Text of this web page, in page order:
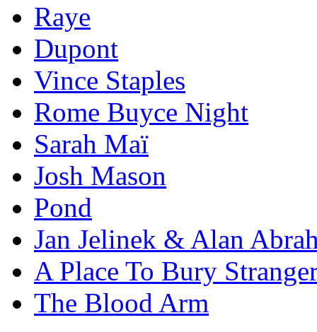
Raye
Dupont
Vince Staples
Rome Buyce Night
Sarah Maï
Josh Mason
Pond
Jan Jelinek & Alan
A Place To Bury
The Blood Arm